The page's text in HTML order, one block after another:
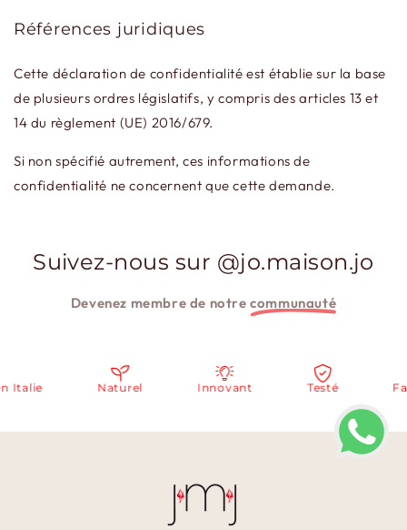
Références juridiques
Cette déclaration de confidentialité est établie sur la base
de plusieurs ordres législatifs, y compris des articles 13 et
14 du règlement (UE) 2016/679.
Si non spécifié autrement, ces informations de
confidentialité ne concernent que cette demande.
Suivez-nous sur @jo.maison.jo
Devenez membre de notrecommunauté
Naturel Innovant